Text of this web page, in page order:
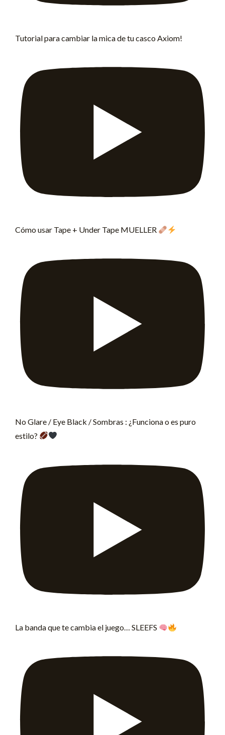
Tutorial para cambiar la mica de tu casco Axiom!
Cómo usar Tape + Under Tape MUELLER
No Glare / Eye Black / Sombras : ¿Funciona o es puro
estilo?
La banda que te cambia el juego… SLEEFS